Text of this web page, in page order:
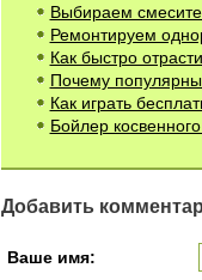
Выбираем
Ремонтируем
Как быстро
Почему
Как играть
Бойлер
Добавить
Ваше имя: